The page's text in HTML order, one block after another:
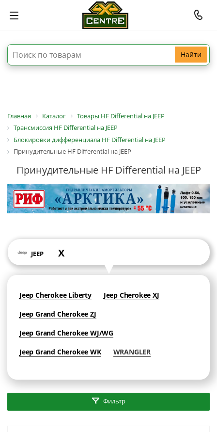
Найти
Главная Каталог
Товары HF Differential на JEEP
Трансмиссия HF Differential на JEEP
Блокировки дифференциала HF Differential на JEEP
Принудительные HF Differential на JEEP
Принудительные HF Differential на JEEP
JEEP X
Jeep Cherokee Liberty Jeep Cherokee XJ
Jeep Grand Cherokee ZJ
Jeep Grand Cherokee WJ/WG
Jeep Grand Cherokee WK WRANGLER
Фильтр